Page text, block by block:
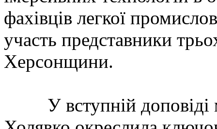
фахівців легкої
участь представники
Херсонщини.
У вступній доповіді